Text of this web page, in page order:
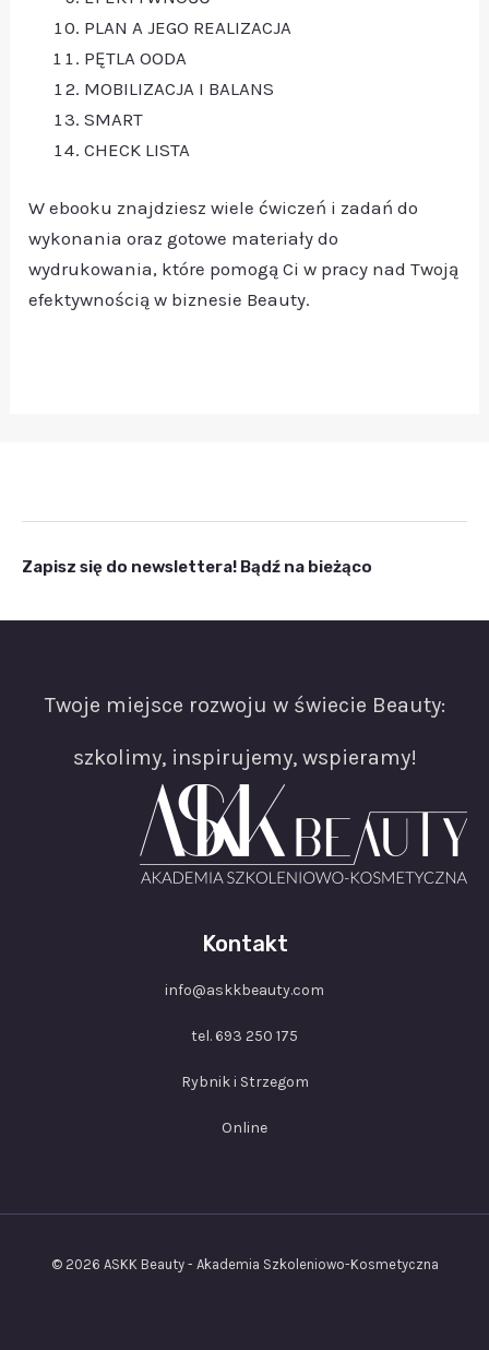
PLAN A JEGO REALIZACJA
PĘTLA OODA
MOBILIZACJA I BALANS
SMART
CHECK LISTA
W ebooku znajdziesz wiele ćwiczeń i zadań do
wykonania oraz gotowe materiały do
wydrukowania, które pomogą Ci w pracy nad Twoją
efektywnością w biznesie Beauty.
Zapisz się do newslettera! Bądź na bieżąco
Twoje miejsce rozwoju w świecie Beauty:
szkolimy, inspirujemy, wspieramy!
Kontakt
info@askkbeauty.com
tel. 693 250 175
Rybnik i Strzegom
Online
© 2026 ASKK Beauty - Akademia Szkoleniowo-Kosmetyczna